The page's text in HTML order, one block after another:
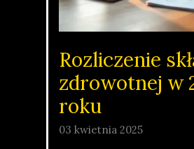
Rozliczenie
zdrowotnej w
roku
03 kwietnia 2025